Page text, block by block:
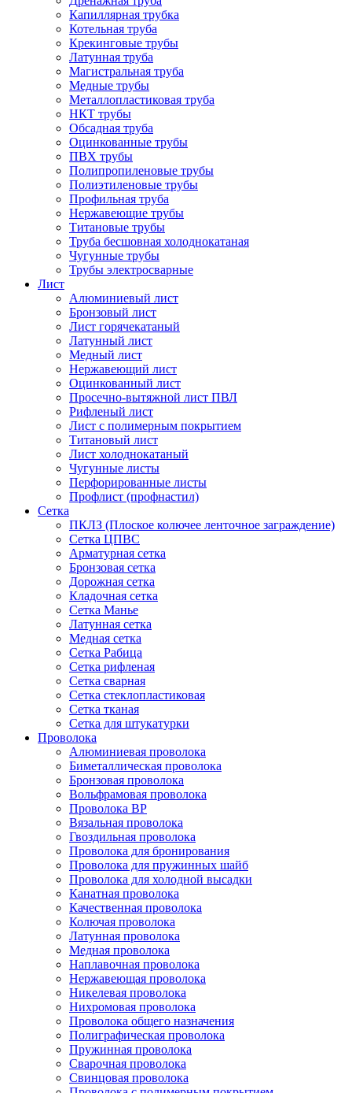
Капиллярная трубка
Котельная труба
Крекинговые трубы
Латунная труба
Магистральная труба
Медные трубы
Металлопластиковая труба
НКТ трубы
Обсадная труба
Оцинкованные трубы
ПВХ трубы
Полипропиленовые трубы
Полиэтиленовые трубы
Профильная труба
Нержавеющие трубы
Титановые трубы
Труба бесшовная холоднокатаная
Чугунные трубы
Трубы электросварные
Лист
Алюминиевый лист
Бронзовый лист
Лист горячекатаный
Латунный лист
Медный лист
Нержавеющий лист
Оцинкованный лист
Просечно-вытяжной лист ПВЛ
Рифленый лист
Лист с полимерным покрытием
Титановый лист
Лист холоднокатаный
Чугунные листы
Перфорированные листы
Профлист (профнастил)
Сетка
ПКЛЗ (Плоское колючее ленточное заграждение)
Сетка ЦПВС
Арматурная сетка
Бронзовая сетка
Дорожная сетка
Кладочная сетка
Сетка Манье
Латунная сетка
Медная сетка
Сетка Рабица
Сетка рифленая
Сетка сварная
Сетка стеклопластиковая
Сетка тканая
Сетка для штукатурки
Проволока
Алюминиевая проволока
Биметаллическая проволока
Бронзовая проволока
Вольфрамовая проволока
Проволока ВР
Вязальная проволока
Гвоздильная проволока
Проволока для бронирования
Проволока для пружинных шайб
Проволока для холодной высадки
Канатная проволока
Качественная проволока
Колючая проволока
Латунная проволока
Медная проволока
Наплавочная проволока
Нержавеющая проволока
Никелевая проволока
Нихромовая проволока
Проволока общего назначения
Полиграфическая проволока
Пружинная проволока
Сварочная проволока
Свинцовая проволока